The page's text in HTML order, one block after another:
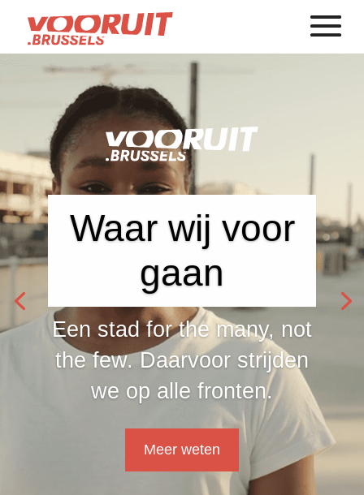
Waar wij voor
gaan
Een stad for the many, not
the few. Daarvoor strijden
we op alle fronten.
Meer weten